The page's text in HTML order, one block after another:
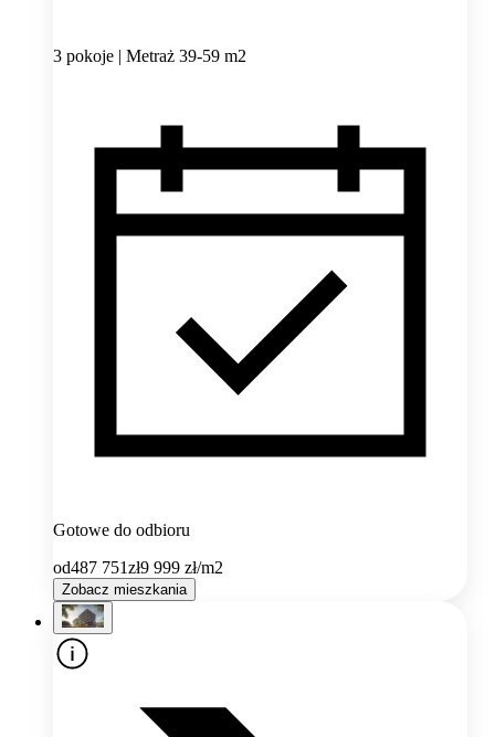
3 pokoje | Metraż 39-59 m2
Gotowe do odbioru
od487 751zł9 999 zł/m2
Zobacz mieszkania